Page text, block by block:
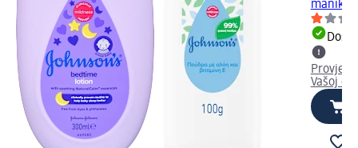
manikir,
Vašoj